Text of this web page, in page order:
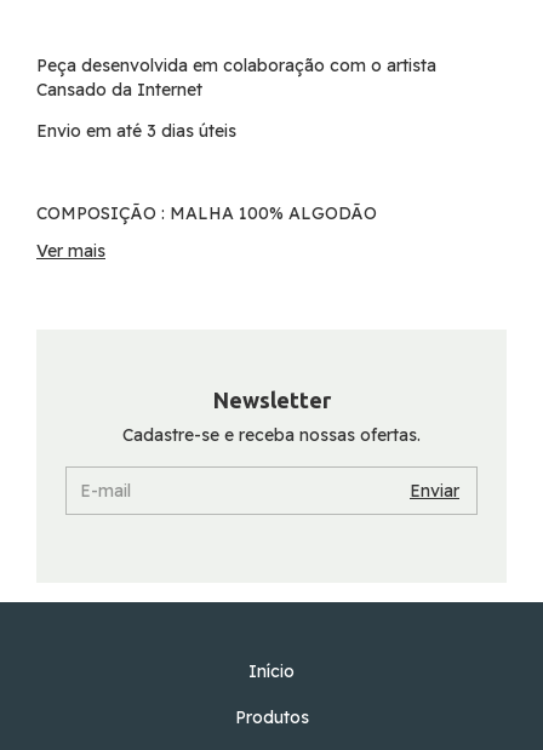
Peça desenvolvida em colaboração com o artista
Cansado da Internet
Envio em até 3 dias úteis
COMPOSIÇÃO : MALHA 100% ALGODÃO
GGG 79CM X 67CM
Ver mais
Newsletter
Cadastre-se e receba nossas ofertas.
Início
Produtos